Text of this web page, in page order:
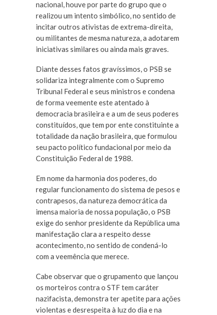
nacional, houve por parte do grupo que o
realizou um intento simbólico, no sentido de
incitar outros ativistas de extrema-direita,
ou militantes de mesma natureza, a adotarem
iniciativas similares ou ainda mais graves.
Diante desses fatos gravíssimos, o PSB se
solidariza integralmente com o Supremo
Tribunal Federal e seus ministros e condena
de forma veemente este atentado à
democracia brasileira e a um de seus poderes
constituídos, que tem por ente constituinte a
totalidade da nação brasileira, que formulou
seu pacto político fundacional por meio da
Constituição Federal de 1988.
Em nome da harmonia dos poderes, do
regular funcionamento do sistema de pesos e
contrapesos, da natureza democrática da
imensa maioria de nossa população, o PSB
exige do senhor presidente da República uma
manifestação clara a respeito desse
acontecimento, no sentido de condená-lo
com a veemência que merece.
Cabe observar que o grupamento que lançou
os morteiros contra o STF tem caráter
nazifacista, demonstra ter apetite para ações
violentas e desrespeita à luz do dia e na